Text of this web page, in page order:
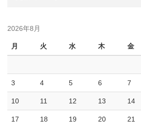
2026年8月
月 火 水 木 金
3 4 5 6 7
10 11 12 13 14
17 18 19 20 21